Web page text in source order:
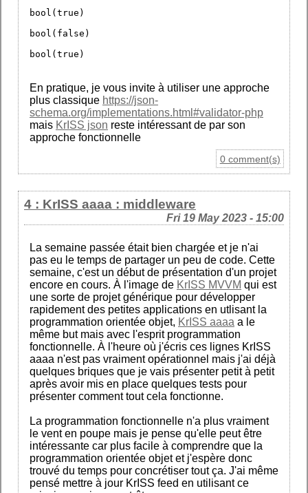
bool(true)
bool(false)
bool(true)
En pratique, je vous invite à utiliser une approche
plus classique https://json-
schema.org/implementations.html#validator-php
mais KrISS json reste intéressant de par son
approche fonctionnelle
0 comment(s)
4 : KrISS aaaa : middleware
Fri 19 May 2023 - 15:00
La semaine passée était bien chargée et je n'ai
pas eu le temps de partager un peu de code. Cette
semaine, c'est un début de présentation d'un projet
encore en cours. À l'image de KrISS MVVM qui est
une sorte de projet générique pour développer
rapidement des petites applications en utlisant la
programmation orientée objet, KrISS aaaa a le
même but mais avec l'esprit programmation
fonctionnelle. À l'heure où j'écris ces lignes KrISS
aaaa n'est pas vraiment opérationnel mais j'ai déjà
quelques briques que je vais présenter petit à petit
après avoir mis en place quelques tests pour
présenter comment tout cela fonctionne.
La programmation fonctionnelle n'a plus vraiment
le vent en poupe mais je pense qu'elle peut être
intéressante car plus facile à comprendre que la
programmation orientée objet et j'espère donc
trouvé du temps pour concrétiser tout ça. J'ai même
pensé mettre à jour KrISS feed en utilisant ce